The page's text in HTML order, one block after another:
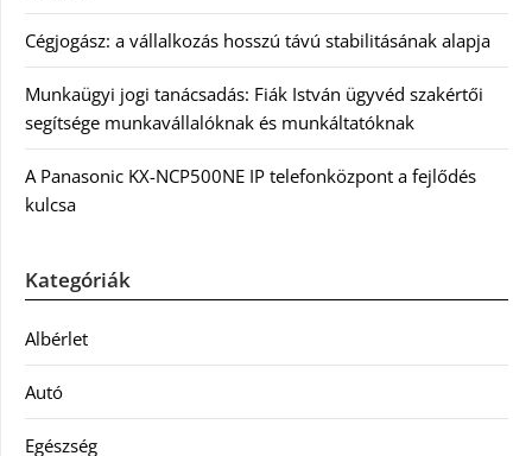
Cégjogász: a vállalkozás hosszú távú stabilitásának alapja
Munkaügyi jogi tanácsadás: Fiák István ügyvéd szakértői
segítsége munkavállalóknak és munkáltatóknak
A Panasonic KX-NCP500NE IP telefonközpont a fejlődés
kulcsa
Kategóriák
Albérlet
Autó
Egészség